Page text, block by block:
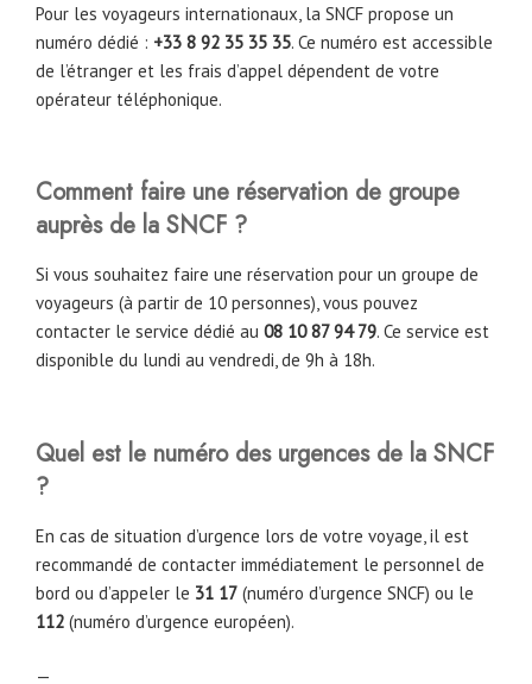
Pour les voyageurs internationaux, la SNCF propose un
numéro dédié : +33 8 92 35 35 35. Ce numéro est accessible
de l’étranger et les frais d’appel dépendent de votre
opérateur téléphonique.
Comment faire une réservation de groupe
auprès de la SNCF ?
Si vous souhaitez faire une réservation pour un groupe de
voyageurs (à partir de 10 personnes), vous pouvez
contacter le service dédié au 08 10 87 94 79. Ce service est
disponible du lundi au vendredi, de 9h à 18h.
Quel est le numéro des urgences de la SNCF
?
En cas de situation d’urgence lors de votre voyage, il est
recommandé de contacter immédiatement le personnel de
bord ou d’appeler le 31 17 (numéro d’urgence SNCF) ou le
112 (numéro d’urgence européen).
—